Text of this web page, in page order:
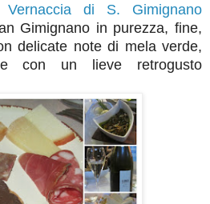
Vernaccia di S. Gimignano
Gimignano in purezza, fine,
delicate note di mela verde,
e con un lieve retrogusto